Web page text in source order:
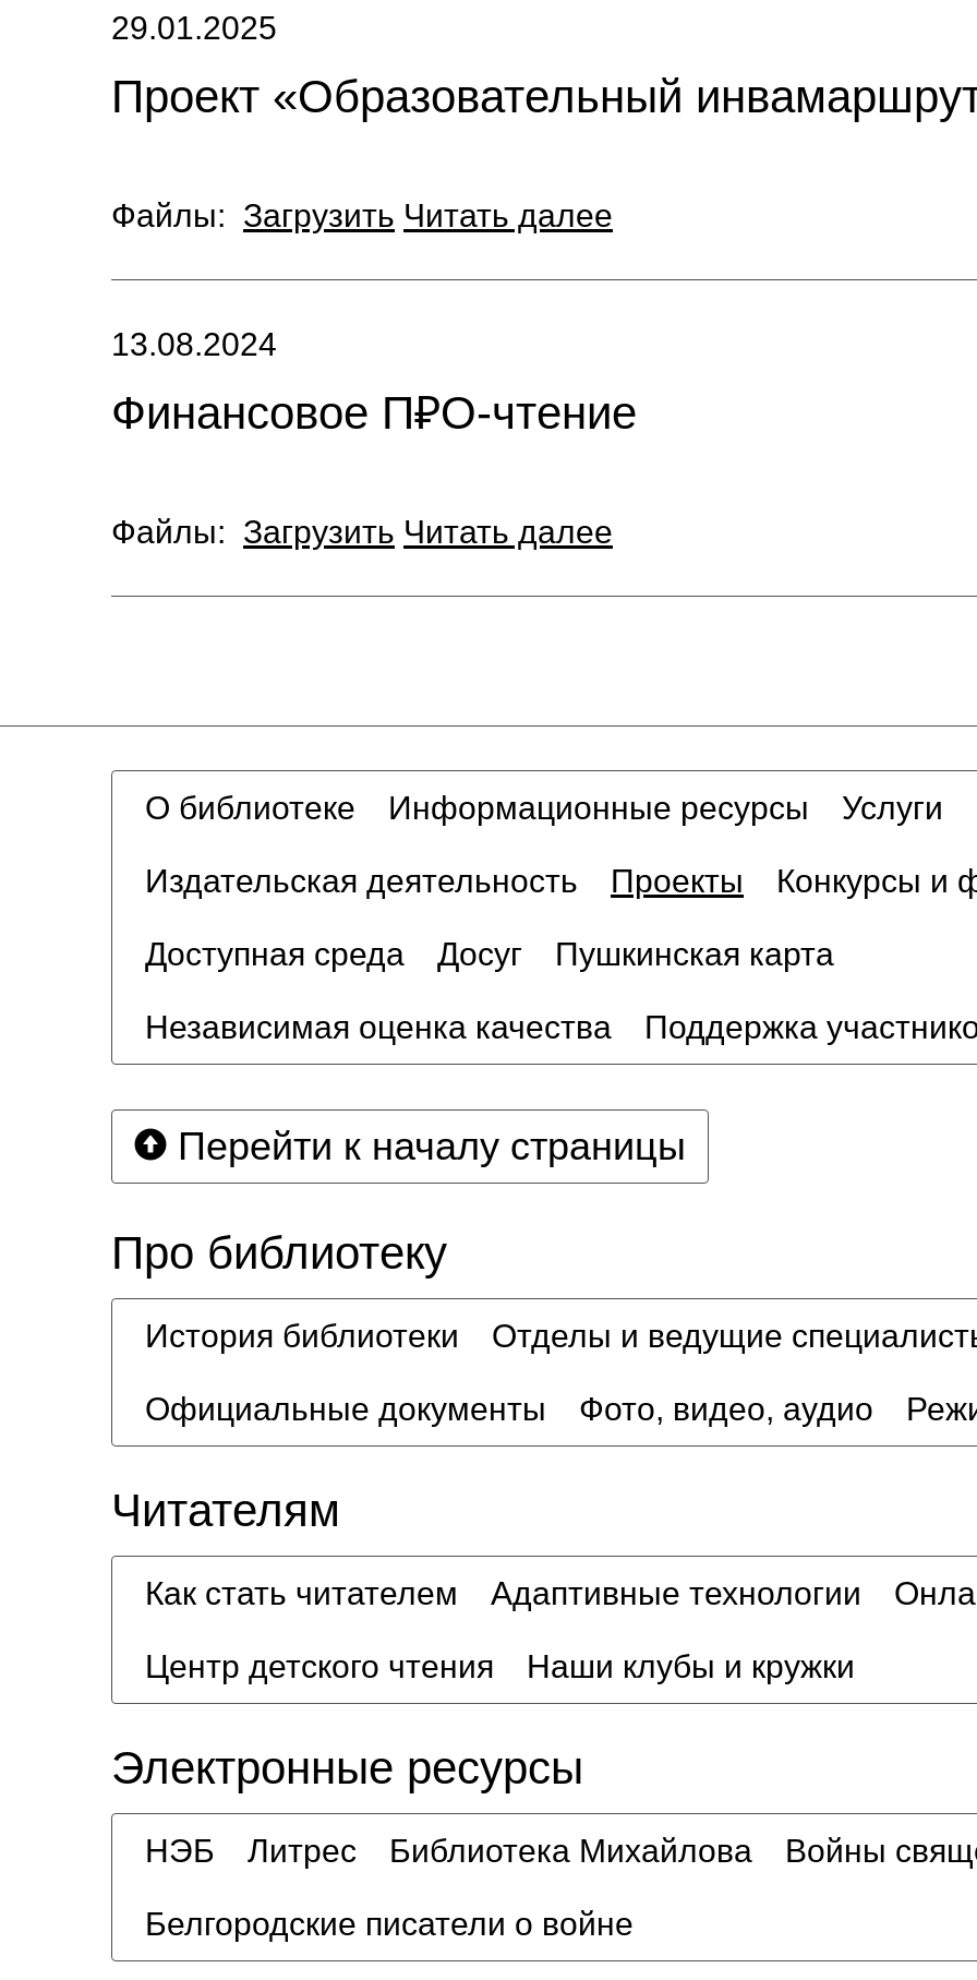
29.01.2025
Проект «Образовательный
Файлы: Загрузить Читать далее
13.08.2024
Финансовое П₽О-чтение
Файлы: Загрузить Читать далее
О библиотеке Информационные ресурсы Услуги
Издательская деятельность Проекты Конкурсы и
Доступная среда Досуг Пушкинская карта
Независимая оценка качества Поддержка
Перейти к началу страницы
Про библиотеку
История библиотеки Отделы и ведущие
Официальные документы Фото, видео, аудио
Читателям
Как стать читателем Адаптивные технологии
Центр детского чтения Наши клубы и кружки
Электронные ресурсы
НЭБ Литрес Библиотека Михайлова Войны
Белгородские писатели о войне